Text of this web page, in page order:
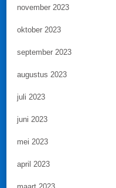
november 2023
oktober 2023
september 2023
augustus 2023
juli 2023
juni 2023
mei 2023
april 2023